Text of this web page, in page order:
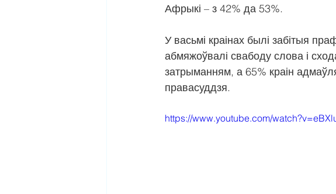
Афрыкі – з 42% да 53%.
У васьмі краінах былі забітыя
абмяжоўвалі свабоду слова і
затрыманням, а 65% краін
правасуддзя.
https://www.youtube.com/